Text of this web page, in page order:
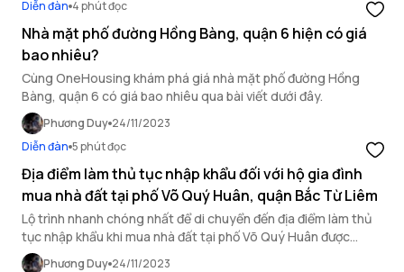
Diễn đàn 4 phút đọc
Nhà mặt phố đường Hồng Bàng, quận 6 hiện có giá
bao nhiêu?
Cùng OneHousing khám phá giá nhà mặt phố đường Hồng
Bàng, quận 6 có giá bao nhiêu qua bài viết dưới đây.
Phương Duy 24/11/2023
Diễn đàn 5 phút đọc
Địa điểm làm thủ tục nhập khẩu đối với hộ gia đình
mua nhà đất tại phố Võ Quý Huân, quận Bắc Từ Liêm
Lộ trình nhanh chóng nhất để di chuyển đến địa điểm làm thủ
tục nhập khẩu khi mua nhà đất tại phố Võ Quý Huân được
OneHousing chia sẻ trong bài viết sau đây.
Phương Duy 24/11/2023